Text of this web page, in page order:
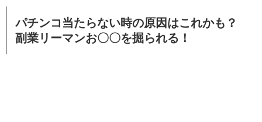
パチンコ当たらない時の原因はこれかも？
副業リーマンお〇〇を掘られる！